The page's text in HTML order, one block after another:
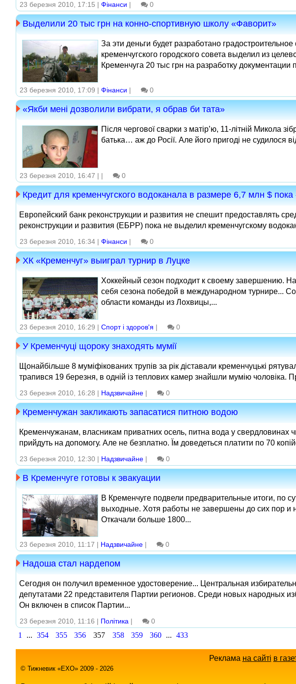
23 березня 2010, 17:15 | Фінанси | 0
Выделили 20 тыс грн на конно-спортивную школу «Фаворит»
За эти деньги будет разработано
кременчугского городского совета выделил из
Кременчуга 20 тыс грн на разработку
23 березня 2010, 17:09 | Фінанси | 0
«Якби мені дозволили вибрати, я обрав би тата»
Після чергової сварки з матір’ю, 11-літній Микола
батька… аж до Росії. Але його пригоді не судилося
23 березня 2010, 16:47 | | 0
Кредит для кременчугского водоканала в размере 6,7 млн $ пока
Европейский банк реконструкции и развития не спешит предоставлять
реконструкции и развития (ЕБРР) пока не выделил кременчугскому
23 березня 2010, 16:34 | Фінанси | 0
ХК «Кременчуг» выиграл турнир в Луцке
Хоккейный сезон подходит к своему завершению.
себя сезона победой в международном турнире...
области команды из Лохвицы,...
23 березня 2010, 16:29 | Спорт і здоров'я | 0
У Кременчуці щороку знаходять мумії
Щонайбільше 8 муміфікованих трупів за рік діставали кременчуцькі
трапився 19 березня, в одній із теплових камер знайшли мумію чоловіка.
23 березня 2010, 16:28 | Надзвичайне | 0
Кременчужан закликають запасатися питною водою
Кременчужанам, власникам приватних осель, питна вода у свердловинах
прийдуть на допомогу. Але не безплатно. Їм доведеться платити по 70
23 березня 2010, 12:30 | Надзвичайне | 0
В Кременчуге готовы к эвакуации
В Кременчуге подвели предварительные итоги, по
выходные. Хотя работы не завершены до сих пор и
Откачали больше 1800...
23 березня 2010, 11:17 | Надзвичайне | 0
Надоша стал нардепом
Сегодня он получил временное удостоверение... Центральная
депутатами 22 представителя Партии регионов. Среди новых народных
Он включен в список Партии...
23 березня 2010, 11:16 | Політика | 0
1 ... 354 355 356 357 358 359 360 ... 433
Реклама на сайті в
© Тижневик «EХO» 2009 - 2026